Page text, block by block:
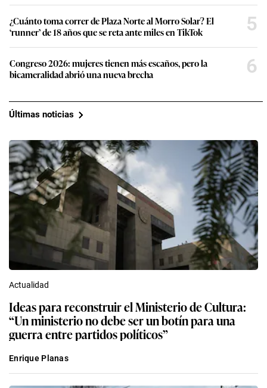
¿Cuánto toma correr de Plaza Norte al Morro Solar? El
‘runner’ de 18 años que se reta ante miles en TikTok
5
Congreso 2026: mujeres tienen más escaños, pero la
bicameralidad abrió una nueva brecha
6
Últimas noticias
Actualidad
Ideas para reconstruir el Ministerio de Cultura:
“Un ministerio no debe ser un botín para una
guerra entre partidos políticos”
Enrique Planas